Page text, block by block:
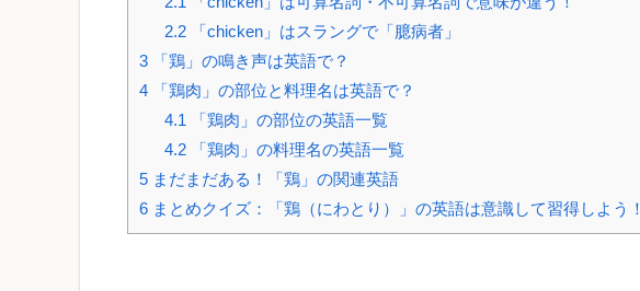
2.2「chicken」はスラングで「臆病者」
3 「鶏」の鳴き声は英語で？
4 「鶏肉」の部位と料理名は英語で？
4.1 「鶏肉」の部位の英語一覧
4.2「鶏肉」の料理名の英語一覧
5 まだまだある！「鶏」の関連英語
6 まとめクイズ：「鶏（にわとり）」の英語は意識して習得しよう！